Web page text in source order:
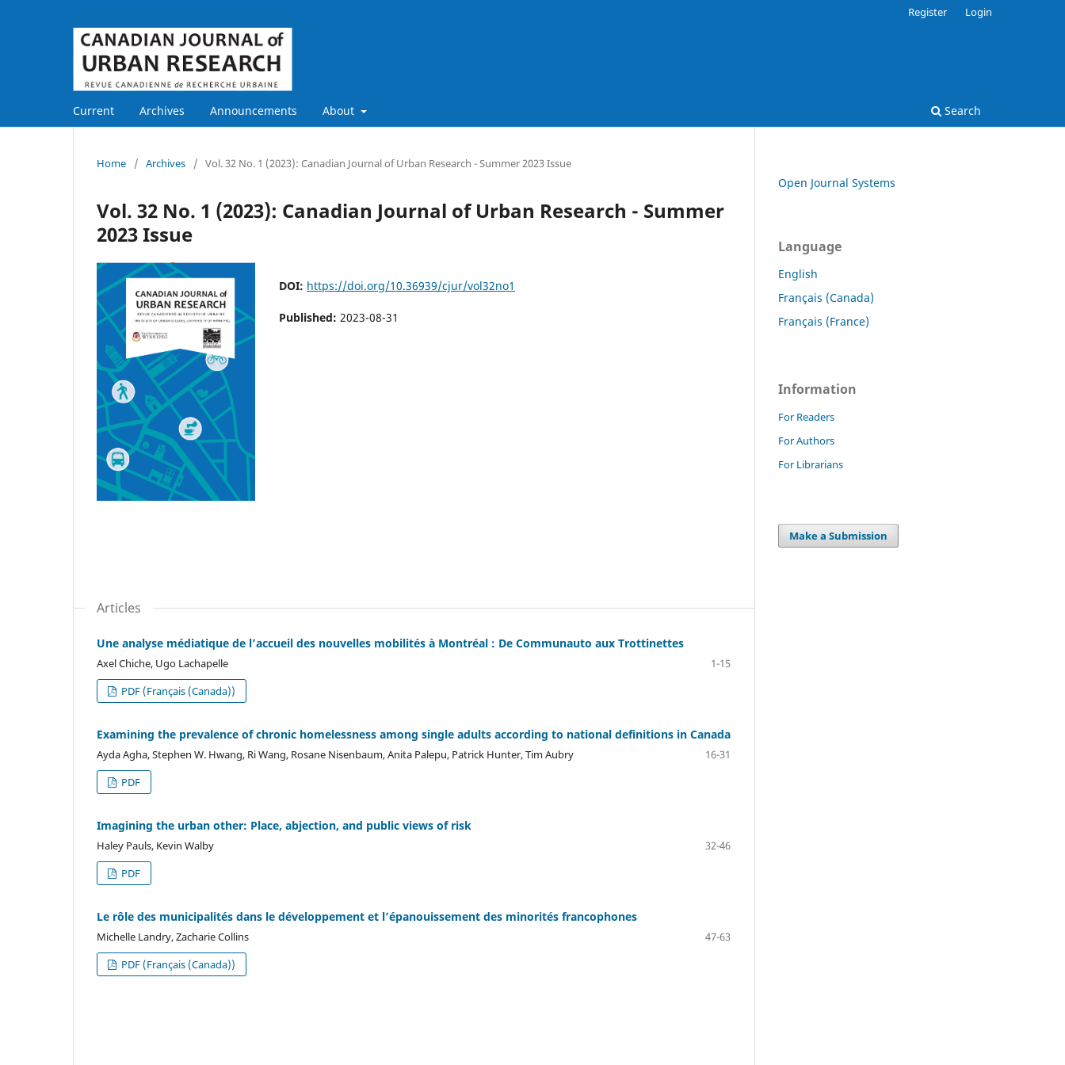
Current Archives Announcements About Search
Register Login
Home / Archives / Vol. 32 No. 1 (2023): Canadian Journal of Urban Research - Summer 2023 Issue
Vol. 32 No. 1 (2023): Canadian Journal of Urban Research - Summer
2023 Issue
DOI: https://doi.org/10.36939/cjur/vol32no1
Published: 2023-08-31
Articles
Une analyse médiatique de l’accueil des nouvelles mobilités à Montréal : De Communauto aux Trottinettes
Axel Chiche, Ugo Lachapelle
1-15
PDF (Français (Canada))
Examining the prevalence of chronic homelessness among single adults according to national definitions in Canada
Ayda Agha, Stephen W. Hwang, Ri Wang, Rosane Nisenbaum, Anita Palepu, Patrick Hunter, Tim Aubry
16-31
PDF
Imagining the urban other: Place, abjection, and public views of risk
Haley Pauls, Kevin Walby
32-46
PDF
Le rôle des municipalités dans le développement et l’épanouissement des minorités francophones
Michelle Landry, Zacharie Collins
47-63
PDF (Français (Canada))
Open Journal Systems
Language
English
Français (Canada)
Français (France)
Information
For Readers
For Authors
For Librarians
Make a Submission